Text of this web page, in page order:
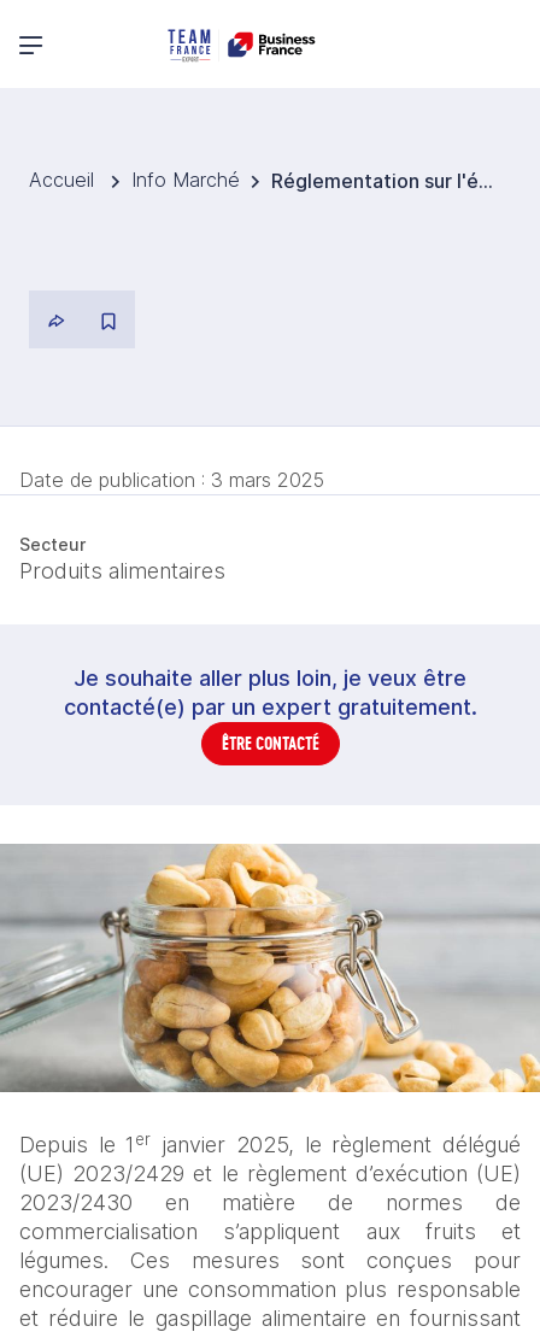
Menu principal
Accueil Info Marché Réglementation sur l'étiquetage des fruits et légumes en Union européenne
Date de publication : 3 mars 2025
Secteur
Produits alimentaires
Je souhaite aller plus loin, je veux être
contacté(e) par un expert gratuitement.
ÊTRE CONTACTÉ
Depuis le 1 er
janvier 2025, le règlement délégué
(UE) 2023/2429 et le règlement d’exécution (UE)
2023/2430 en matière de normes de
commercialisation s’appliquent aux fruits et
légumes. Ces mesures sont conçues pour
encourager une consommation plus responsable
et réduire le gaspillage alimentaire en fournissant